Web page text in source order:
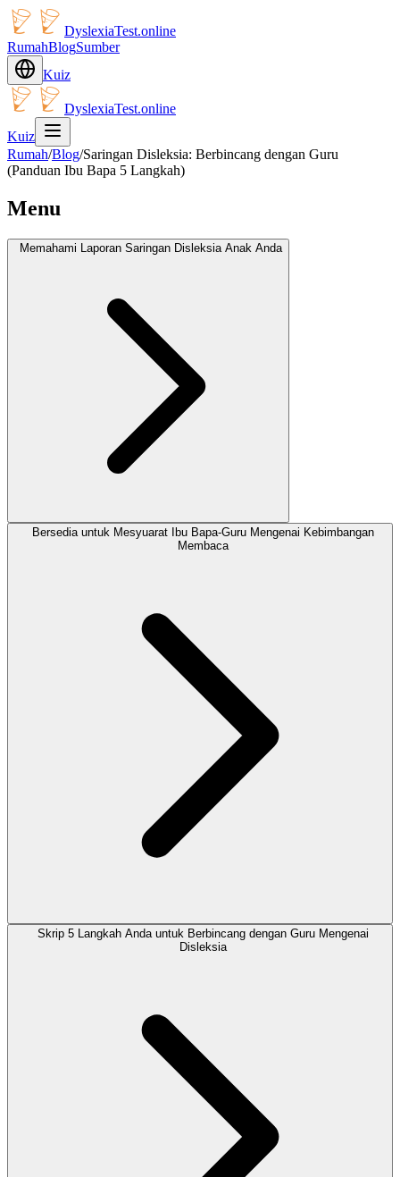
DyslexiaTest.online
RumahBlogSumber
Kuiz
DyslexiaTest.online
Kuiz
Rumah/Blog/Saringan Disleksia: Berbincang dengan Guru
(Panduan Ibu Bapa 5 Langkah)
Menu
Memahami Laporan Saringan Disleksia Anak Anda
Bersedia untuk Mesyuarat Ibu Bapa-Guru Mengenai Kebimbangan
Membaca
Skrip 5 Langkah Anda untuk Berbincang dengan Guru Mengenai
Disleksia